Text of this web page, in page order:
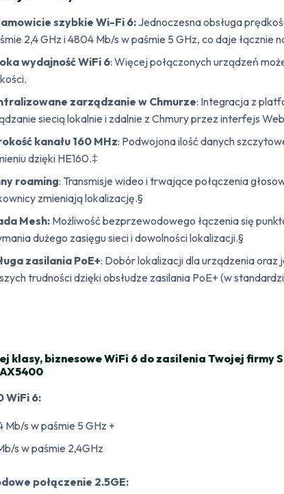
szybkie Wi-Fi 6: Jednoczesna obsługa
2,4 GHz i 4804 Mb/s w paśmie 5 GHz, co daje łącznie
wydajność WiFi 6: Więcej połączonych urządzeń
zarządzanie w Chmurze: Integracja z
siecią lokalnie i zdalnie z Chmury przez interfejs
kanału 160 MHz: Podwojona ilość danych
dzięki HE160.‡
roaming: Transmisje wideo i trwające połączenia
zmieniają lokalizację.§
Mesh: Możliwość bezprzewodowego łączenia się
dużego zasięgu sieci i dowolności lokalizacji.§
zasilania PoE+: Dobór lokalizacji dla urządzenia
trudności dzięki obsłudze zasilania PoE+ (w
klasy, biznesowe WiFi 6 do zasilenia Twojej firmy
WiFi 6:
Mb/s w paśmie 5 GHz +
s w paśmie 2,4GHz
połączenie 2.5GE: